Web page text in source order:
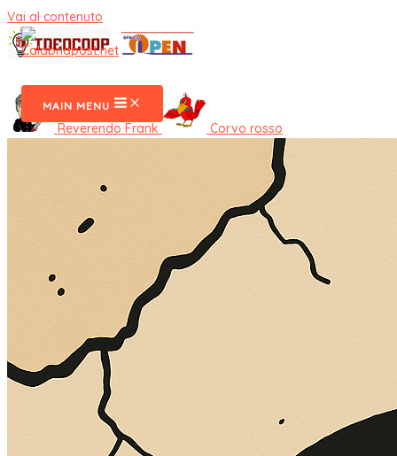
Vai al contenuto
MAIN MENU
Reverendo Frank Corvo rosso